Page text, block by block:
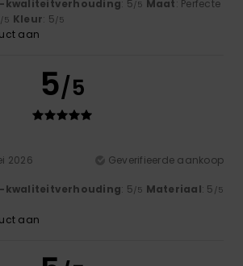
kwaliteitverhouding: 5/5 Maat: Perfecte
/5 Kleur: 5/5
aan
5/5
2026
Geverifieerde aankoop
kwaliteitverhouding: 5/5 Materiaal: 5 /5
aan